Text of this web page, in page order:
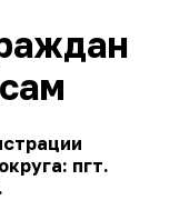
пгт.